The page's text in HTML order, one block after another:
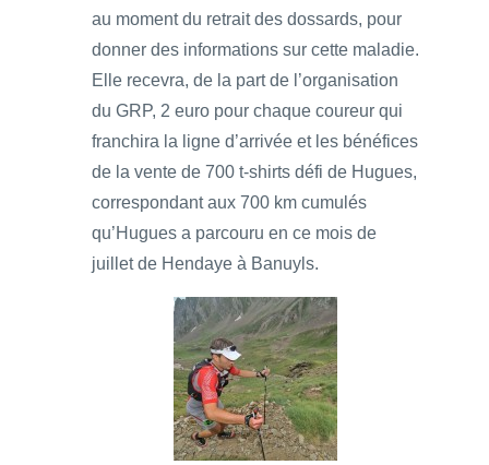
au moment du retrait des dossards, pour
donner des informations sur cette maladie.
Elle recevra, de la part de l’organisation
du GRP, 2 euro pour chaque coureur qui
franchira la ligne d’arrivée et les bénéfices
de la vente de 700 t-shirts défi de Hugues,
correspondant aux 700 km cumulés
qu’Hugues a parcouru en ce mois de
juillet de Hendaye à Banuyls.